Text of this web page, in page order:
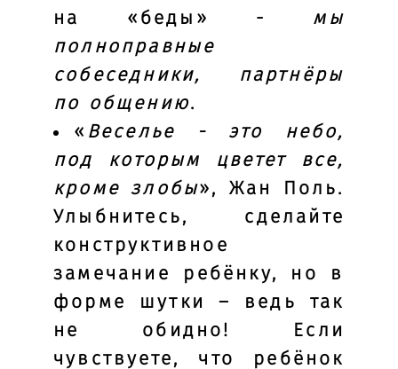
на «беды» - мы
полноправные
собеседники, партнёры
по общению.
« Веселье - это небо,
под которым цветет все,
кроме злобы», Жан Поль.
Улыбнитесь, сделайте
конструктивное
замечание ребёнку, но в
форме шутки – ведь так
не обидно! Если
чувствуете, что ребёнок